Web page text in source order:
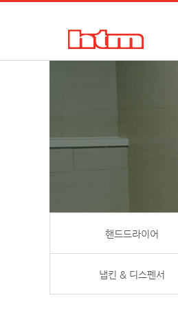
핸드드라이어
냅킨 & 디스펜서